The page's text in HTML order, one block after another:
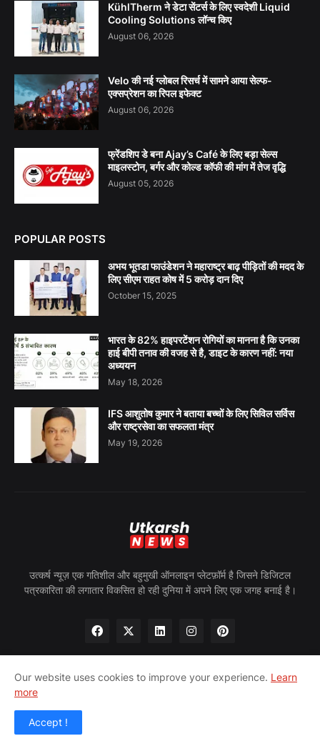
KühlTherm ने डेटा सेंटर्स के लिए स्वदेशी Liquid
Cooling Solutions लॉन्च किए
August 06, 2026
Velo की नई ग्लोबल रिसर्च में सामने आया सेल्फ-
एक्सप्रेशन का रिपल इफेक्ट
August 06, 2026
फ्रेंडशिप डे बना Ajay’s Café के लिए बड़ा सेल्स
माइलस्टोन, बर्गर और कोल्ड कॉफी की मांग में तेज वृद्धि
August 05, 2026
POPULAR POSTS
अभय भूतडा फाउंडेशन ने महाराष्ट्र बाढ़ पीड़ितों की मदद के
लिए सीएम राहत कोष में 5 करोड़ दान दिए
October 15, 2025
भारत के 82% हाइपरटेंशन रोगियों का मानना है कि उनका
हाई बीपी तनाव की वजह से है, डाइट के कारण नहीं: नया
अध्ययन
May 18, 2026
IFS आशुतोष कुमार ने बताया बच्चों के लिए सिविल सर्विस
और राष्ट्रसेवा का सफलता मंत्र
May 19, 2026
उत्कर्ष न्यूज़ एक गतिशील और बहुमुखी ऑनलाइन प्लेटफ़ॉर्म है जिसने डिजिटल
पत्रकारिता की लगातार विकसित हो रही दुनिया में अपने लिए एक जगह बनाई है।
होम
Our website uses cookies to improve your experience. Learn
more
Accept !